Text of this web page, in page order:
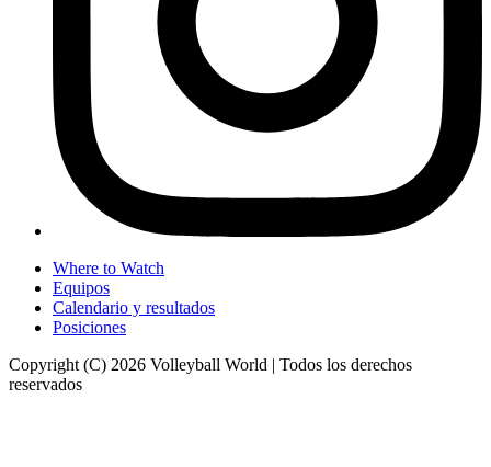
Where to Watch
Equipos
Calendario y resultados
Posiciones
Copyright (C) 2026 Volleyball World | Todos los derechos
reservados